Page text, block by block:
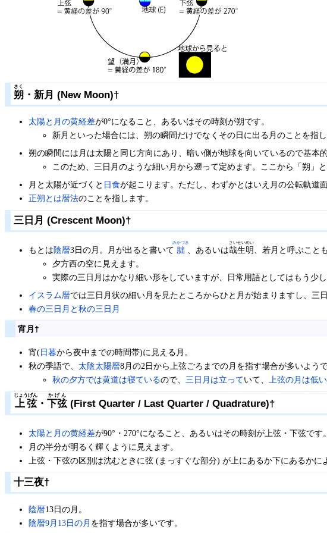
朔
さく
・新月 (New Moon)†
太陽と月の黄経差が0°になること、あるいはその時刻が朔です。
新月といった場合には、朔の瞬間だけでなくその日に出る月のことを指し
朔の瞬間には月は太陽と同じ方向にあり、暗い側が地球を向いているので基本
このため、三日月のような細い月から遡って定めます。ここから「朔」
月と太陽が近づくと 日食が起こります。ただし、わずかとはいえ月の公転軌道
正朔とは暦法のことを指します。
三日月 (Crescent Moon)†
もとは陰暦3日の月。月が出ると書いて 朏
みかづき
、あるいは哉生明
さいせいめい
、若月と呼ぶこと
夕方西の空に見えます。
実際の三日月はかなり細い形をしていますが、日常用語としてはもう少
イスラム暦では三日月状の細い月を見たところからひと月が始まりますし、三
春の三日月と秋の三日月
宵月 †
宵(日暮から夜中までの時間帯)に見える月。
秋の季語で、 太陰太陽暦8月の2日から上弦ごろまでの月を指す場合が多いようで
秋の夕方では黄道は寝ているので、 三日月は立っていて、 上弦の月は低
上弦
じょうげん
・下弦
かげん
(First Quarter / Last Quarter / Quadrature)†
太陽と月の黄経差が90°・270°になること、あるいはその時刻が上弦・下弦です。
月の半分が明るく輝くように見えます。
上弦・下弦の区別は沈むときに弦 (まっすぐな部分) が上にあるか下にあるかに
十三夜†
陰暦13日の月。
陰暦9月13日の月 を指す場合が多いです。